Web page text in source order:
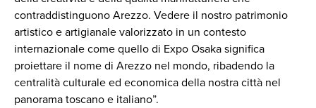
contraddistinguono Arezzo. Vedere il nostro patrimonio
artistico e artigianale valorizzato in un contesto
internazionale come quello di Expo Osaka significa
proiettare il nome di Arezzo nel mondo, ribadendo la
centralità culturale ed economica della nostra città nel
panorama toscano e italiano”.